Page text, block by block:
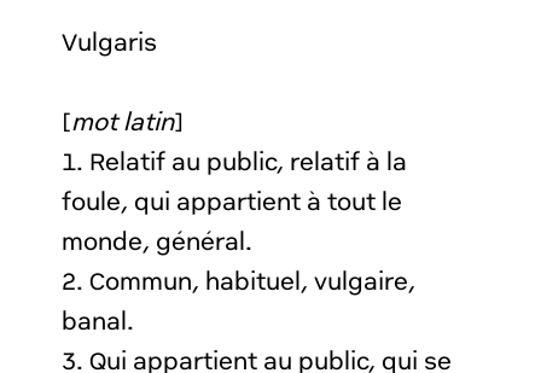
Vulgaris
[mot latin]
1. Relatif au public, relatif à la
foule, qui appartient à tout le
monde, général.
2. Commun, habituel, vulgaire,
banal.
3. Qui appartient au public, qui se